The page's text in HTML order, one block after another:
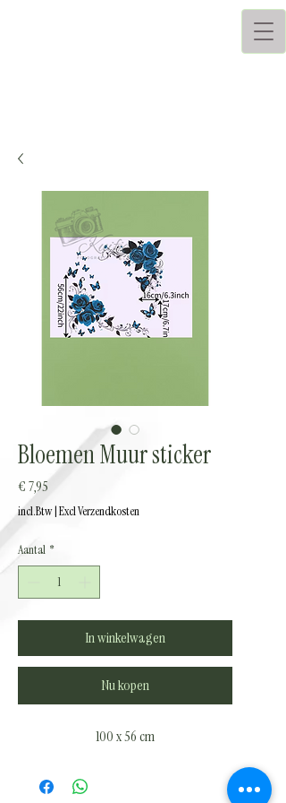
Bloemen Muur sticker
€ 7,95
incl.Btw|Excl Verzendkosten
Aantal *
In winkelwagen
Nu kopen
100 x 56 cm